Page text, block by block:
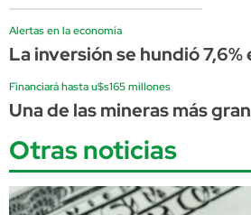
Alertas en la economía
La inversión se hundió
Financiará hasta u$s165 millones
Una de las mineras más
Otras noticias